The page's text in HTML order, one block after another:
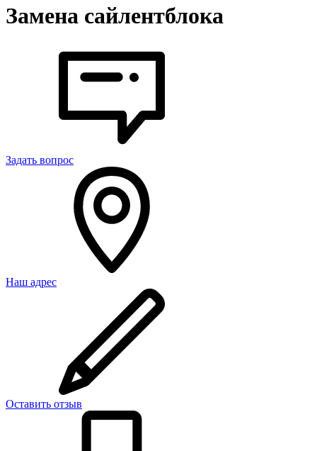
Замена сайлентблока
Задать вопрос
Наш адрес
Оставить отзыв